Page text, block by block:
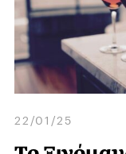
22/01/25